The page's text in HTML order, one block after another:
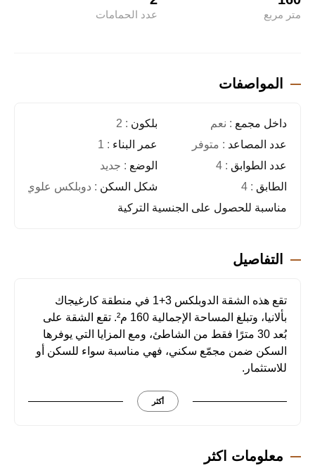
متر مربع عدد الحمامات
المواصفات
داخل مجمع : نعم بلكون : 2
عدد المصاعد : متوفر عمر البناء : 1
عدد الطوابق : 4 الوضع : جديد
الطابق : 4 شكل السكن : دوبلكس علوي
مناسبة للحصول على الجنسية التركية
التفاصيل
تقع هذه الشقة الدوبلكس 3+1 في منطقة كارغيجاك
بألانيا، وتبلغ المساحة الإجمالية 160 م². تقع الشقة على
بُعد 30 مترًا فقط من الشاطئ، ومع المزايا التي يوفرها
السكن ضمن مجمّع سكني، فهي مناسبة سواء للسكن أو
للاستثمار.
اليومية. كما تدعم مساحات الشرفة والتراس الاستفادة
مميزات الشقة
أكثر
معلومات اكثر